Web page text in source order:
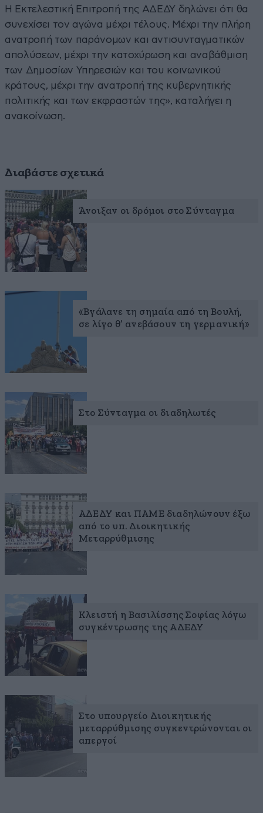
Η Εκτελεστική Επιτροπή της ΑΔΕΔΥ δηλώνει ότι θα
συνεχίσει τον αγώνα μέχρι τέλους. Μέχρι την πλήρη
ανατροπή των παράνομων και αντισυνταγματικών
απολύσεων, μέχρι την κατοχύρωση και αναβάθμιση
των Δημοσίων Υπηρεσιών και του κοινωνικού
κράτους, μέχρι την ανατροπή της κυβερνητικής
πολιτικής και των εκφραστών της», καταλήγει η
ανακοίνωση.
Διαβάστε σχετικά
Άνοιξαν οι δρόμοι στο Σύνταγμα
«Βγάλανε τη σημαία από τη Βουλή,
σε λίγο θ’ ανεβάσουν τη γερμανική»
Στο Σύνταγμα οι διαδηλωτές
ΑΔΕΔΥ και ΠΑΜΕ διαδηλώνουν έξω
από το υπ. Διοικητικής
Μεταρρύθμισης
Κλειστή η Βασιλίσσης Σοφίας λόγω
συγκέντρωσης της ΑΔΕΔΥ
Στο υπουργείο Διοικητικής
μεταρρύθμισης συγκεντρώνονται οι
απεργοί